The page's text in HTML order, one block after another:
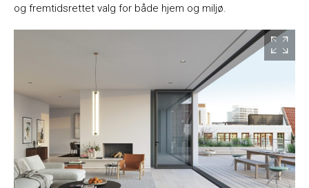
og fremtidsrettet valg for både hjem og miljø.